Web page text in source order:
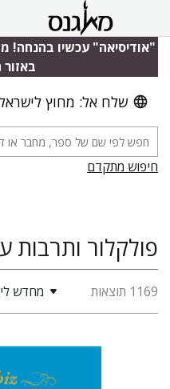
"אודיסיאה" עכשיו בהנחה!
שלח אל: מחוץ
חיפוש מתקדם
1169 תוצאות מחדש